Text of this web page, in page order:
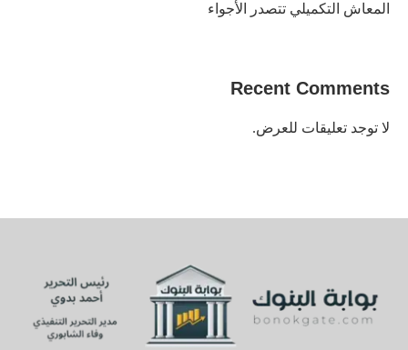
المعاش التكميلي تتصدر الأجواء
Recent Comments
لا توجد تعليقات للعرض.